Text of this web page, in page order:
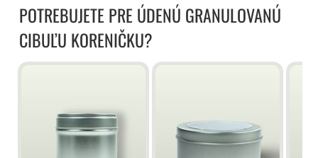
POTREBUJETE PRE ÚDENÚ GRANULOVANÚ
CIBUĽU KORENIČKU?